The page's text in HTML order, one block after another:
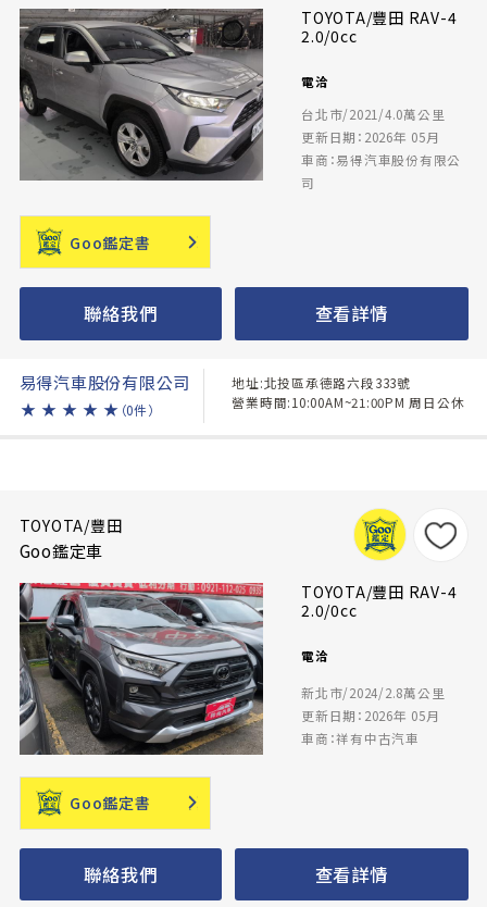
TOYOTA/豐田 RAV-4
2.0/0cc
電洽
台北市/2021/4.0萬公里
更新日期：2026年 05月
車商：易得汽車股份有限公
司
Goo鑑定書
聯絡我們 查看詳情
易得汽車股份有限公司
★ ★ ★ ★ ★ （0件）
地址:北投區承德路六段333號
營業時間:10:00AM~21:00PM 周日公休
TOYOTA/豐田
Goo鑑定車
TOYOTA/豐田 RAV-4
2.0/0cc
電洽
新北市/2024/2.8萬公里
更新日期：2026年 05月
車商：祥有中古汽車
Goo鑑定書
聯絡我們 查看詳情